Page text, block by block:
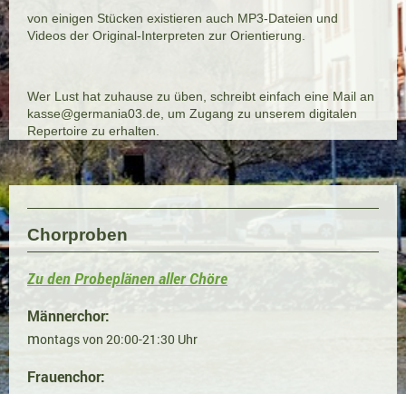
von einigen Stücken existieren auch MP3-Dateien und
Videos der Original-Interpreten zur Orientierung.
Wer Lust hat zuhause zu üben, schreibt einfach eine Mail an
kasse@germania03.de, um Zugang zu unserem digitalen
Repertoire zu erhalten.
Chorproben
Zu den Probeplänen aller Chöre
Männerchor:
montags von 20:00-21:30 Uhr
Frauenchor: